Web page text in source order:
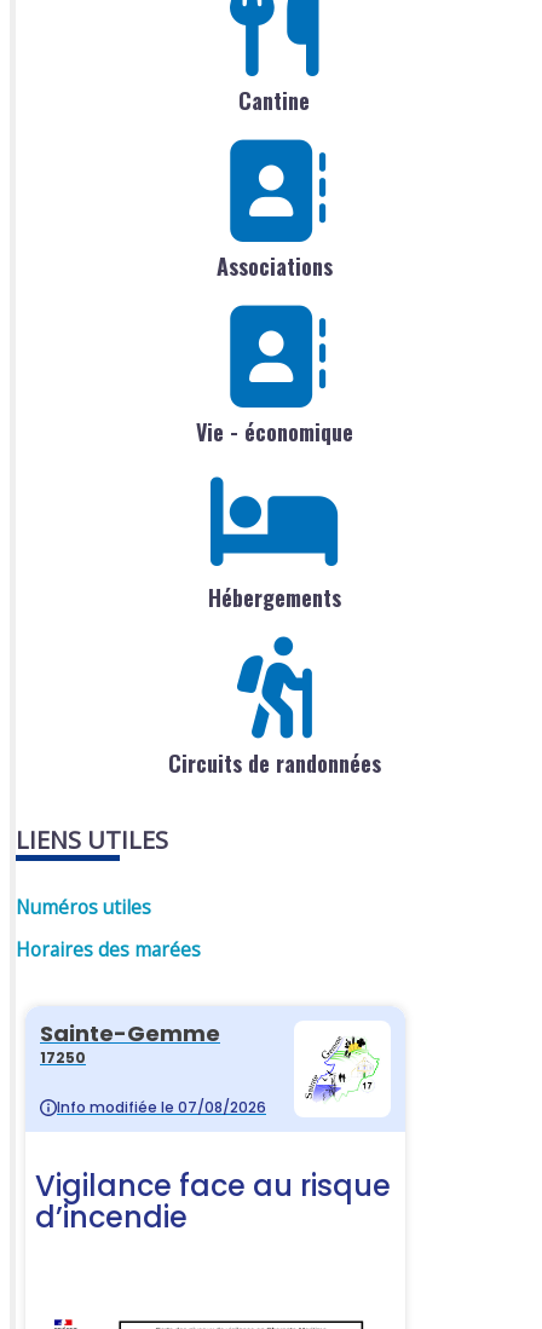
Cantine
Associations
Vie - économique
Hébergements
Circuits de randonnées
LIENS UTILES
Numéros utiles
Horaires des marées